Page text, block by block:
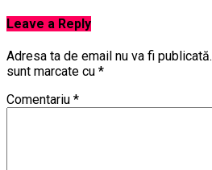
Leave a Reply
Adresa ta de email nu va fi publicată.
sunt marcate cu *
Comentariu *